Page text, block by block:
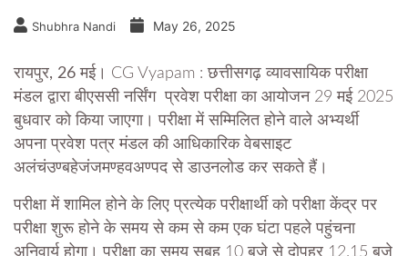
Shubhra Nandi May 26, 2025
रायपुर, 26 मई। CG Vyapam : छत्तीसगढ़ व्यावसायिक परीक्षा
मंडल द्वारा बीएससी नर्सिंग प्रवेश परीक्षा का आयोजन 29 मई 2025
बुधवार को किया जाएगा। परीक्षा में सम्मिलित होने वाले अभ्यर्थी
अपना प्रवेश पत्र मंडल की आधिकारिक वेबसाइट
अलंचंउण्बहेजंजमण्हवअण्पद से डाउनलोड कर सकते हैं।
परीक्षा में शामिल होने के लिए प्रत्येक परीक्षार्थी को परीक्षा केंद्र पर
परीक्षा शुरू होने के समय से कम से कम एक घंटा पहले पहुंचना
अनिवार्य होगा। परीक्षा का समय सुबह 10 बजे से दोपहर 12.15 बजे